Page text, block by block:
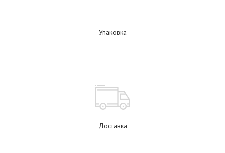
Упаковка
Доставка